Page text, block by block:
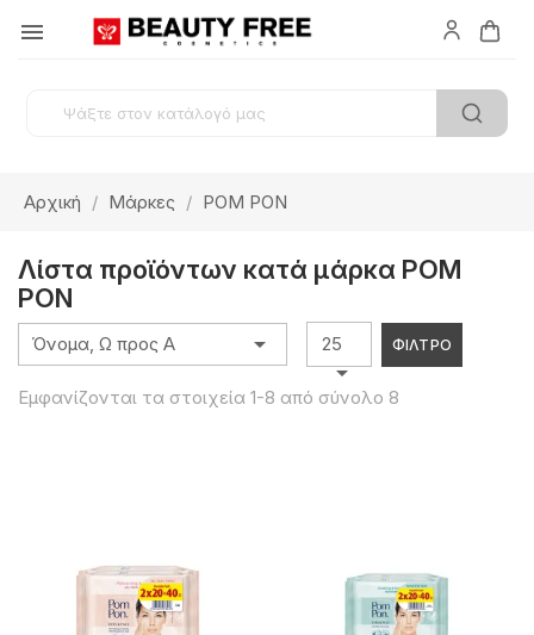

Αρχική Μάρκες POM PON
Λίστα προϊόντων κατά μάρκα POM
PON
Όνομα, Ω προς Α  25

ΦΊΛΤΡΟ
Εμφανίζονται τα στοιχεία 1-8 από σύνολο 8